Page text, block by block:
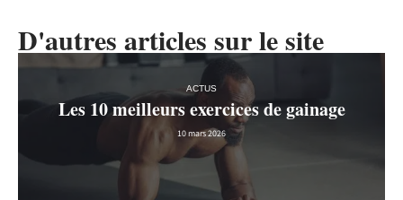
D'autres articles sur le site
ACTUS
Les 10 meilleurs exercices de gainage
10 mars 2026